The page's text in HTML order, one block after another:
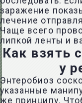
заражение
лечение
Чаще всего
липкой ленты и
Как взять
у
Энтеробиоз
указанные
же принципу.